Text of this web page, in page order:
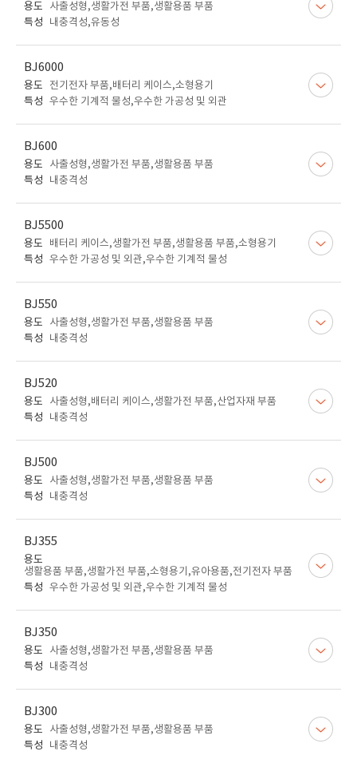
용도
사출성형,생활가전 부품,생활용품 부품
특성
내충격성,유동성
BJ6000
용도
전기전자 부품,배터리 케이스,소형용기
특성 우수한 기계적 물성,우수한 가공성 및 외관
BJ600
용도
사출성형,생활가전 부품,생활용품 부품
특성
내충격성
BJ5500
용도
배터리 케이스,생활가전 부품,생활용품 부품,소형용기
특성 우수한 가공성 및 외관,우수한 기계적 물성
BJ550
용도
사출성형,생활가전 부품,생활용품 부품
특성
내충격성
BJ520
용도
사출성형,배터리 케이스,생활가전 부품,산업자재 부품
특성
내충격성
BJ500
용도
사출성형,생활가전 부품,생활용품 부품
특성
내충격성
BJ355
용도
생활용품 부품,생활가전 부품,소형용기,유아용품,전기전자 부품
특성 우수한 가공성 및 외관,우수한 기계적 물성
BJ350
용도
사출성형,생활가전 부품,생활용품 부품
특성
내충격성
BJ300
용도
사출성형,생활가전 부품,생활용품 부품
특성
내충격성